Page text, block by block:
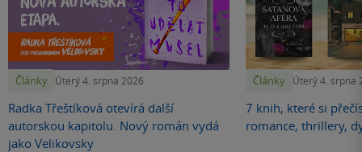
Články Úterý 4. srpna 2026
Radka Třeštíková otevírá další
autorskou kapitolu. Nový román vydá
jako Velikovsky
Články Úterý 4. srpna
7 knih, které si
romance, thrillery,